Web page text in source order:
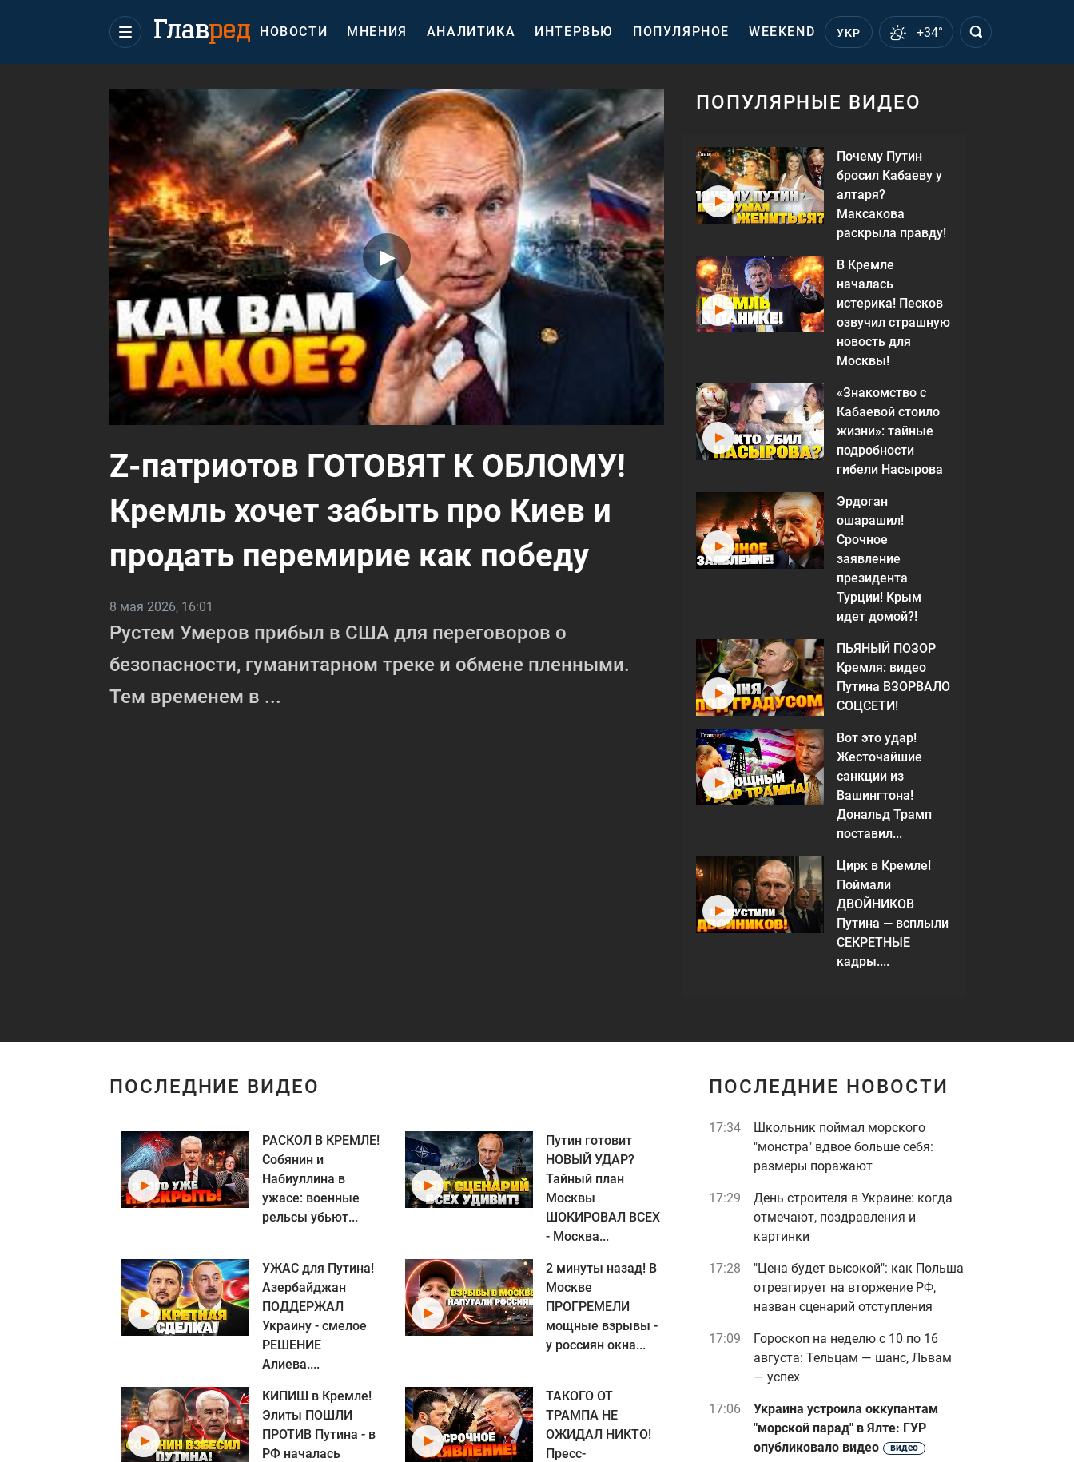
НОВОСТИ МНЕНИЯ АНАЛИТИКА ИНТЕРВЬЮ ПОПУЛЯРНОЕ WEEKEND УКР +34°
Z-патриотов ГОТОВЯТ К ОБЛОМУ!
Кремль хочет забыть про Киев и
продать перемирие как победу
8 мая 2026, 16:01
Рустем Умеров прибыл в США для переговоров о
безопасности, гуманитарном треке и обмене пленными.
Тем временем в ...
ПОПУЛЯРНЫЕ ВИДЕО
Почему Путин
бросил Кабаеву у
алтаря?
Максакова
раскрыла правду!
В Кремле
началась
истерика! Песков
озвучил страшную
новость для
Москвы!
«Знакомство с
Кабаевой стоило
жизни»: тайные
подробности
гибели Насырова
Эрдоган
ошарашил!
Срочное
заявление
президента
Турции! Крым
идет домой?!
ПЬЯНЫЙ ПОЗОР
Кремля: видео
Путина ВЗОРВАЛО
СОЦСЕТИ!
Вот это удар!
Жесточайшие
санкции из
Вашингтона!
Дональд Трамп
поставил...
Цирк в Кремле!
Поймали
ДВОЙНИКОВ
Путина — всплыли
СЕКРЕТНЫЕ
кадры....
ПОСЛЕДНИЕ ВИДЕО
РАСКОЛ В КРЕМЛЕ!
Собянин и
Набиуллина в
ужасе: военные
рельсы убьют...
Путин готовит
НОВЫЙ УДАР?
Тайный план
Москвы
ШОКИРОВАЛ ВСЕХ
- Москва...
УЖАС для Путина!
Азербайджан
ПОДДЕРЖАЛ
Украину - смелое
РЕШЕНИЕ
Алиева....
2 минуты назад! В
Москве
ПРОГРЕМЕЛИ
мощные взрывы -
у россиян окна...
КИПИШ в Кремле!
Элиты ПОШЛИ
ПРОТИВ Путина - в
РФ началась
ТАКОГО ОТ
ТРАМПА НЕ
ОЖИДАЛ НИКТО!
Пресс-
ПОСЛЕДНИЕ НОВОСТИ
17:34
Школьник поймал морского
"монстра" вдвое больше себя:
размеры поражают
17:29
День строителя в Украине: когда
отмечают, поздравления и
картинки
17:28
"Цена будет высокой": как Польша
отреагирует на вторжение РФ,
назван сценарий отступления
17:09
Гороскоп на неделю с 10 по 16
августа: Тельцам — шанс, Львам
— успех
17:06
Украина устроила оккупантам
"морской парад" в Ялте: ГУР
опубликовало видео
видео